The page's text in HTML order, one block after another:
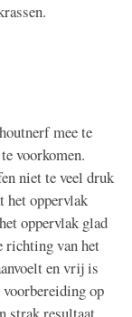
mee te
voorkomen.
niet te veel druk
het oppervlak
oppervlak glad
richting van het
en vrij is
voorbereiding op